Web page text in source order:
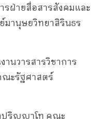
ฝ่ายสื่อสารสังคมและ
มานุษยวิทยาสิรินธร
นวารสารวิชาการ
ณะรัฐศาสตร์